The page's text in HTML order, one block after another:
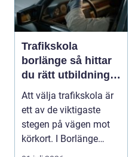
Trafikskola
borlänge så hittar
du rätt utbildning
till körkortet
Att välja trafikskola är
ett av de viktigaste
stegen på vägen mot
körkort. I Borlänge
finns flera al...